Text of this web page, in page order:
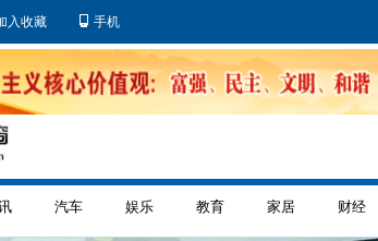
入收藏 手机
汽车 娱乐 教育 家居 财经